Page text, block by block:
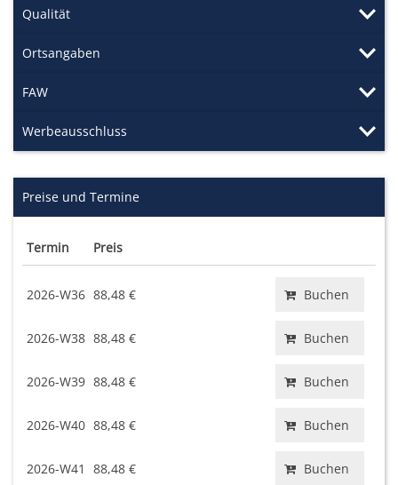
Qualität
Ortsangaben
FAW
Werbeausschluss
Preise und Termine
Termin Preis
2026-W36 88,48 € Buchen
2026-W38 88,48 € Buchen
2026-W39 88,48 € Buchen
2026-W40 88,48 € Buchen
2026-W41 88,48 € Buchen